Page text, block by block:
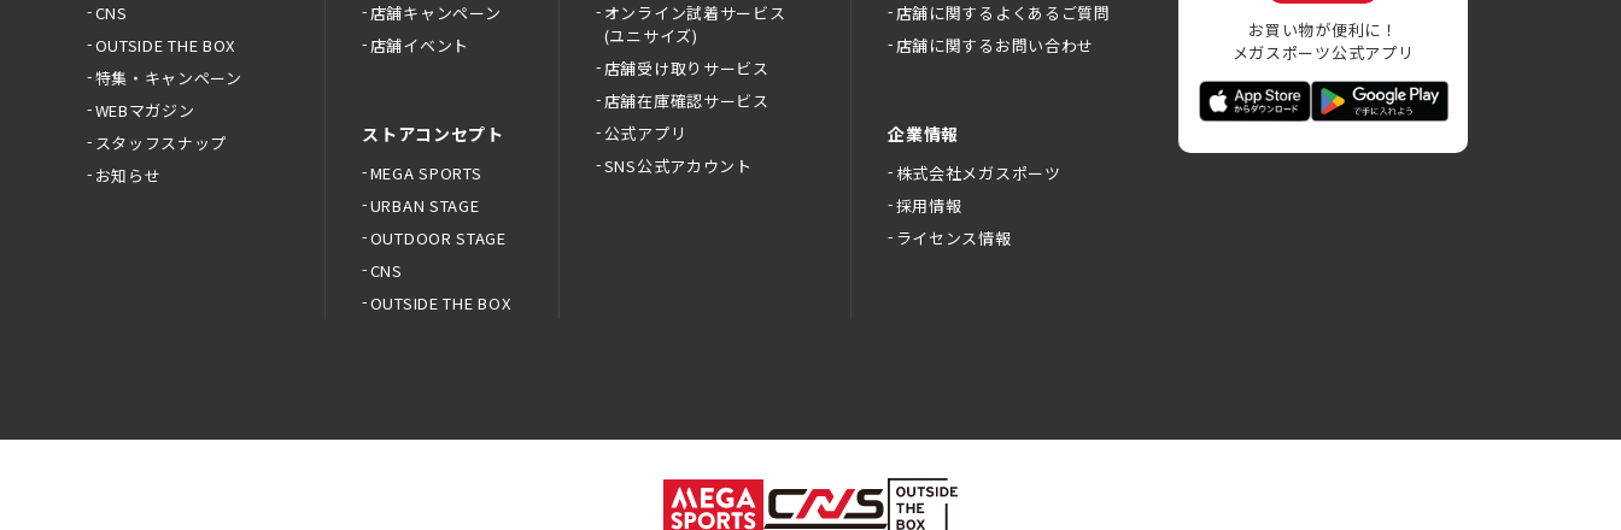
CNS
OUTSIDE THE BOX
特集・キャンペーン
WEBマガジン
スタッフスナップ
お知らせ
店舗キャンペーン
店舗イベント
ストアコンセプト
MEGA SPORTS
URBAN STAGE
OUTDOOR STAGE
CNS
OUTSIDE THE BOX
オンライン試着サービス
(ユニサイズ)
店舗受け取りサービス
店舗在庫確認サービス
公式アプリ
SNS公式アカウント
店舗に関するよくあるご質問
店舗に関するお問い合わせ
企業情報
株式会社メガスポーツ
採用情報
ライセンス情報
お買い物が便利に！
メガスポーツ公式アプリ